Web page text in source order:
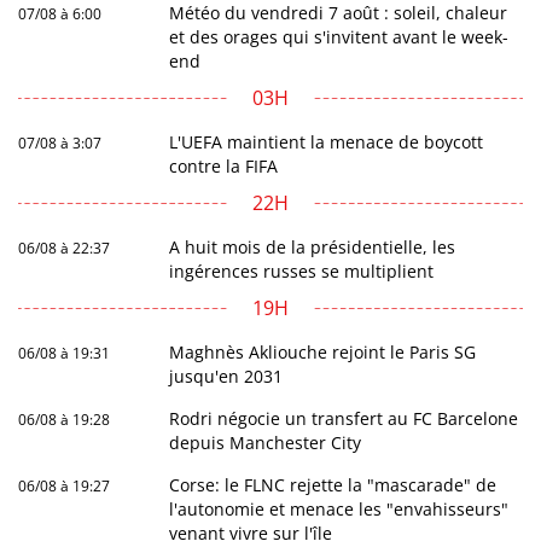
07/08 à 6:00
Météo du vendredi 7 août : soleil, chaleur
et des orages qui s'invitent avant le week-
end
03H
07/08 à 3:07
L'UEFA maintient la menace de boycott
contre la FIFA
22H
06/08 à 22:37
A huit mois de la présidentielle, les
ingérences russes se multiplient
19H
06/08 à 19:31
Maghnès Akliouche rejoint le Paris SG
jusqu'en 2031
06/08 à 19:28
Rodri négocie un transfert au FC Barcelone
depuis Manchester City
06/08 à 19:27
Corse: le FLNC rejette la "mascarade" de
l'autonomie et menace les "envahisseurs"
venant vivre sur l'île